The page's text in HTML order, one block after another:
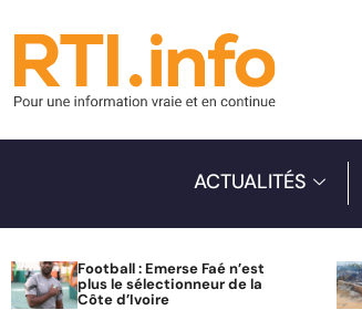
ACTUALITÉS
Football : Emerse Faé n’est
plus le sélectionneur de la
Côte d’Ivoire